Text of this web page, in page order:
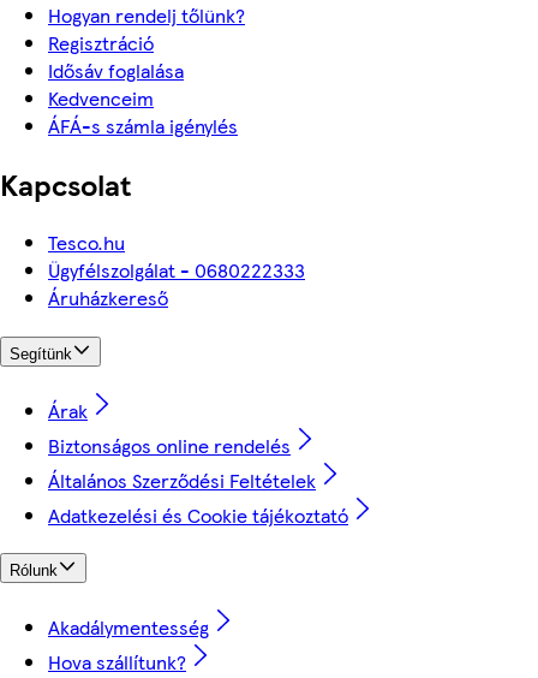
Hogyan rendelj tőlünk?
Regisztráció
Idősáv foglalása
Kedvenceim
ÁFÁ-s számla igénylés
Kapcsolat
Tesco.hu
Ügyfélszolgálat - 0680222333
Áruházkereső
Segítünk
Árak
Biztonságos online rendelés
Általános Szerződési Feltételek
Adatkezelési és Cookie tájékoztató
Rólunk
Akadálymentesség
Hova szállítunk?